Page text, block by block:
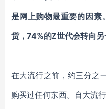
是网上购物最重要的因素。
货， 74%的Z世代会转向 另
在大流行之前，约三分之
购买过任何东西。自大流行